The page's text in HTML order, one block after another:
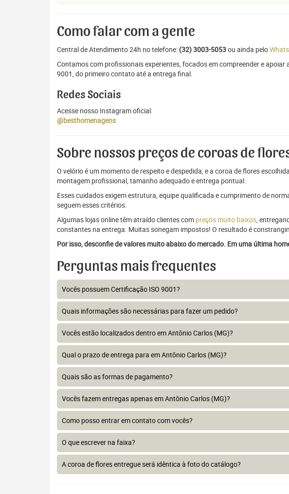
Como falar com a gente
Central de Atendimento 24h no telefone: (32) 3003-5053ou ainda pelo
Contamos com profissionais experientes, focados em compreender e
9001, do primeiro contato até a entrega final.
Redes Sociais
Acesse nosso Instagram oficial:
@besthomenagens
Sobre nossos preços de coroas de
O velório é um momento de respeito e despedida, e a coroa de flores
montagem profissional, tamanho adequado e entrega pontual.
Esses cuidados exigem estrutura, equipe qualificada e cumprimento de
seguem esses critérios.
Algumas lojas online têm atraído clientes com preços muito baixos,
constantes na entrega. Muitas sonegam impostos! O resultado é
Por isso, desconfie de valores muito abaixo do mercado. Em uma última
Perguntas mais frequentes
Vocês possuem Certificação ISO 9001?
Quais informações são necessárias para fazer um pedido?
Vocês estão localizados dentro em Antônio Carlos (MG)?
Qual o prazo de entrega para em Antônio Carlos (MG)?
Quais são as formas de pagamento?
Vocês fazem entregas apenas em Antônio Carlos (MG)?
Como posso entrar em contato com vocês?
O que escrever na faixa?
A coroa de flores entregue será idêntica à foto do catálogo?